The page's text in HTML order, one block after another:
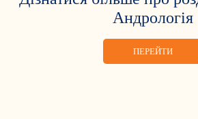
Андрологія
ПЕРЕЙТИ